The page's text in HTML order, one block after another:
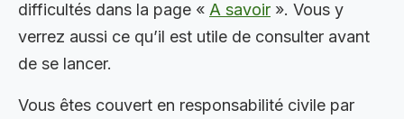
difficultés dans la page « A savoir ». Vous y
verrez aussi ce qu’il est utile de consulter avant
de se lancer.
Vous êtes couvert en responsabilité civile par